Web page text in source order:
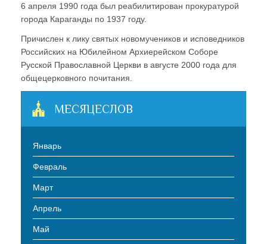
6 апреля 1990 года был реабилитирован прокуратурой
города Караганды по 1937 году.
Причислен к лику святых новомучеников и исповедников
Российских на Юбилейном Архиерейском Соборе
Русской Православной Церкви в августе 2000 года для
общецерковного почитания.
МЕСЯЦЕСЛОВ
Январь
Февраль
Март
Апрель
Май